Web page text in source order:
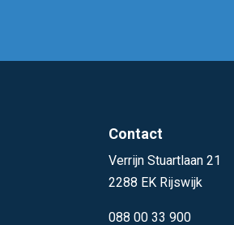
Contact
Verrijn Stuartlaan 21
2288 EK Rijswijk
088 00 33 900